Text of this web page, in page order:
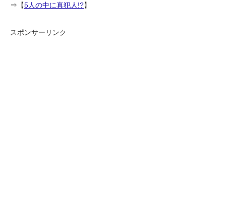
⇒【5人の中に真犯人!?】
スポンサーリンク